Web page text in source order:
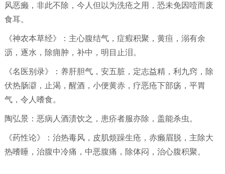
风恶癞，非此不除，今人但以为洗疮之用，恐未免因噎而废
食耳。
《神农本草经》：主心腹结气，症瘕积聚，黄疸，溺有余
沥，逐水，除痈肿，补中，明目止泪。
《名医别录》：养肝胆气，安五脏，定志益精，利九窍，除
伏热肠澼，止渴，醒酒，小便黄赤，疗恶疮下部疡，平胃
气，令人嗜食。
陶弘景：恶病人酒渍饮之，患疥者服亦除，盖能杀虫。
《药性论》：治热毒风，皮肌烦躁生疮，赤癞眉脱，主除大
热嗜睡，治腹中冷痛，中恶腹痛，除体闷，治心腹积聚。